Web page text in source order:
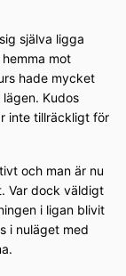
själva ligga
mot
hade mycket
Kudos
inte tillräckligt för
och man är nu
Var dock väldigt
i ligan blivit
i nuläget med